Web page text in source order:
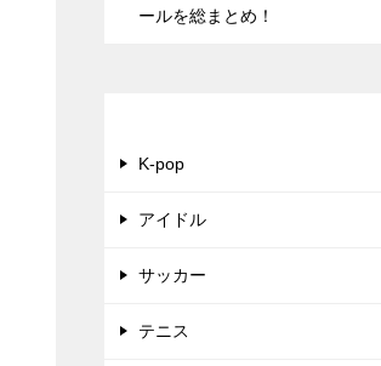
ールを総まとめ！
K-pop
アイドル
サッカー
テニス